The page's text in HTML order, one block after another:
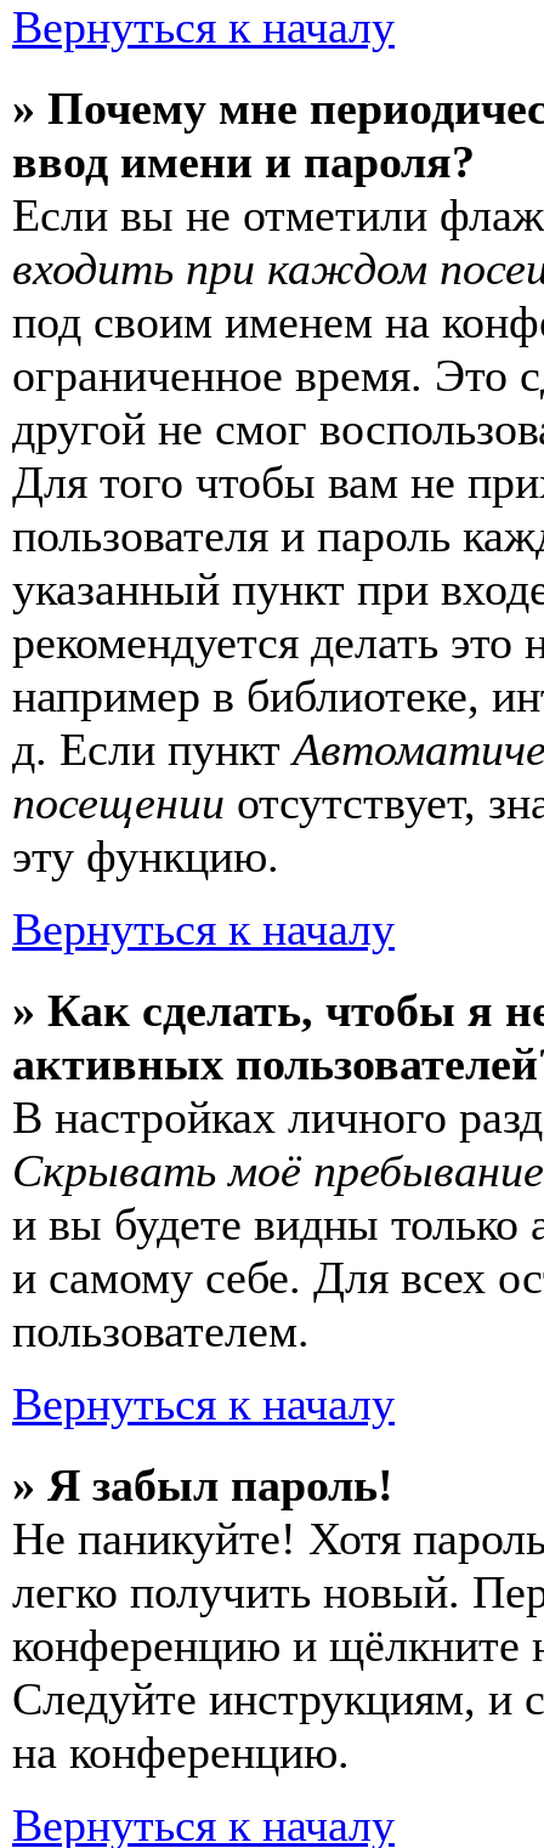
Вернуться к началу
» Почему мне
ввод имени и пароля?
Если вы не отметили
входить при каждом
под своим именем на
ограниченное время. Это
другой не смог
Для того чтобы вам не
пользователя и пароль
указанный пункт при
рекомендуется делать
например в библиотеке,
д. Если пункт
посещении отсутствует,
эту функцию.
Вернуться к началу
» Как сделать, чтобы я
активных
В настройках личного
Скрывать моё
и вы будете видны только
и самому себе. Для всех
пользователем.
Вернуться к началу
» Я забыл пароль!
Не паникуйте! Хотя
легко получить новый.
конференцию и щёлкните
Следуйте инструкциям, и
на конференцию.
Вернуться к началу